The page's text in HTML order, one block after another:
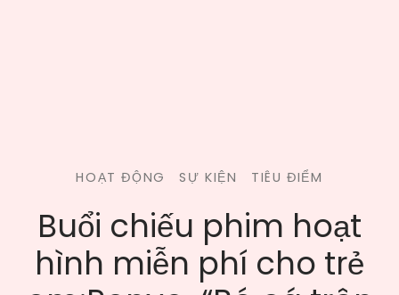
HOẠT ĐỘNG SỰ KIỆN TIÊU ĐIỂM
Buổi chiếu phim hoạt
hình miễn phí cho trẻ